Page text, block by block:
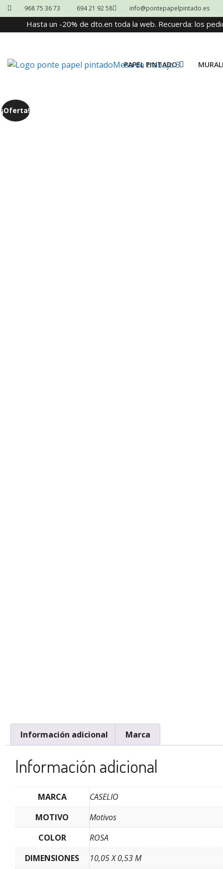
968 75 36 73 694 21 92 58 info@pontepapelpintado.es
Hasta un -20% de dto.en toda la web. Recuerda: los
PAPEL PINTADO
¡Oferta!
Información adicional Marca
Información adicional
MARCA
CASELIO
MOTIVO
Motivos
COLOR
ROSA
DIMENSIONES
10,05 X 0,53 M